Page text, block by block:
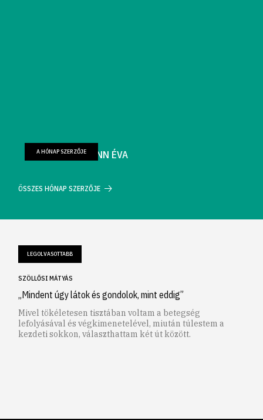
FARKAS WELLMANN ÉVA
A HÓNAP SZERZŐJE
ÖSSZES HÓNAP SZERZŐJE
LEGOLVASOTTABB
SZÖLLŐSI MÁTYÁS
„Mindent úgy látok és gondolok, mint eddig”
Mivel tökéletesen tisztában voltam a betegség
lefolyásával és végkimenetelével, miután túlestem a
kezdeti sokkon, választhattam két út között.